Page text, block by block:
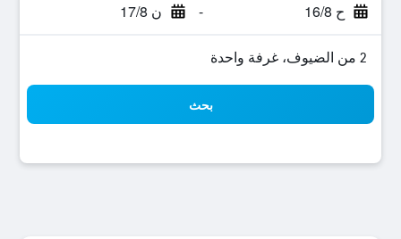
ح 16/8 - ن 17/8
2 من الضيوف، غرفة واحدة
بحث